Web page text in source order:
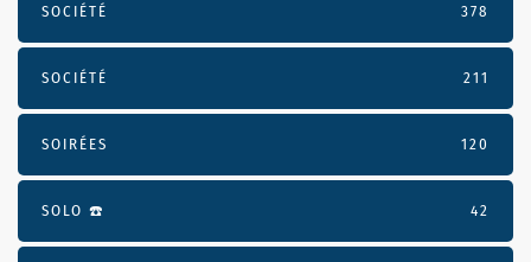
SOCIÉTÉ 378
SOCIÉTÉ 211
SOIRÉES 120
SOLO ☎️ 42